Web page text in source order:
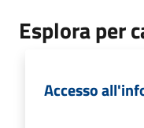
Esplora per
Accesso